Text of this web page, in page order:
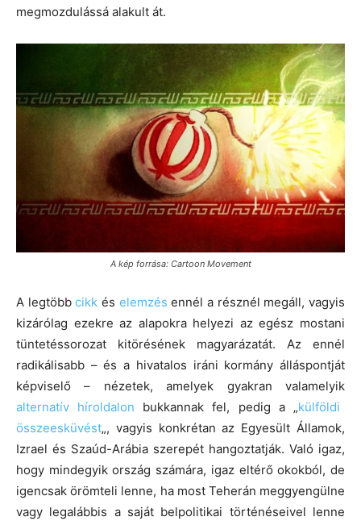
megmozdulássá alakult át.
A kép forrása: Cartoon Movement
A legtöbbcikk és elemzés ennél a résznél megáll, vagyis
kizárólag ezekre az alapokra helyezi az egész mostani
tüntetéssorozat kitörésének magyarázatát. Az ennél
radikálisabb – és a hivatalos iráni kormány álláspontját
képviselő – nézetek, amelyek gyakran valamelyik
alternatív híroldalon bukkannak fel, pedig a „külföldi
összeesküvést„, vagyis konkrétan az Egyesült Államok,
Izrael és Szaúd-Arábia szerepét hangoztatják. Való igaz,
hogy mindegyik ország számára, igaz eltérő okokból, de
igencsak örömteli lenne, ha most Teherán meggyengülne
vagy legalábbis a saját belpolitikai történéseivel lenne